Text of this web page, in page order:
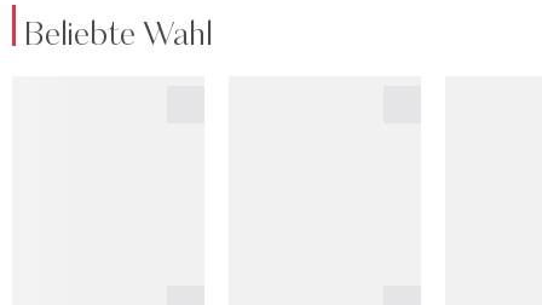
Beliebte Wahl